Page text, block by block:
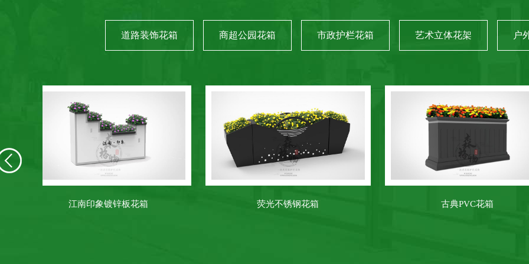
道路装饰花箱 商超公园花箱 市政护栏花箱 艺术立体花架 户
古典PVC花箱 燕尾不锈钢花箱 折面钣金铁艺花箱